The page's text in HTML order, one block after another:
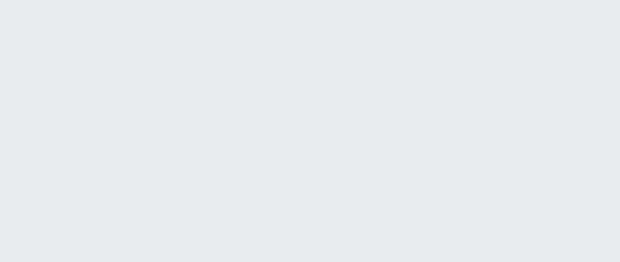
いということがわかりま
では、いくつか資料を読
。金融と言っても、